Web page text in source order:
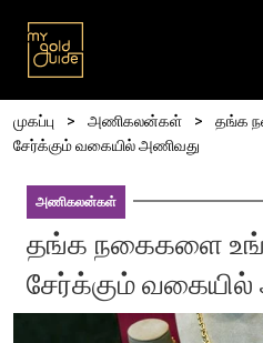
Breadcrumb
முகப்பு அணிகலன்கள்
தங்க
சேர்க்கும் வகையில் அணிவது
அணிகலன்கள்
தங்க நகைகளை
சேர்க்கும்